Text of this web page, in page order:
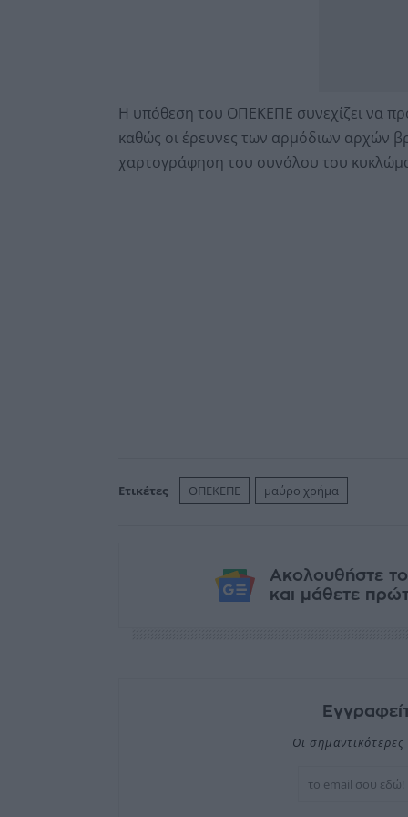
Η υπόθεση του ΟΠΕΚΕΠΕ συνεχίζει να
καθώς οι έρευνες των αρμόδιων αρχών
χαρτογράφηση του συνόλου του
Ετικέτες ΟΠΕΚΕΠΕ μαύρο χρήμα
Ακολουθήστε
και μάθετε
Οι